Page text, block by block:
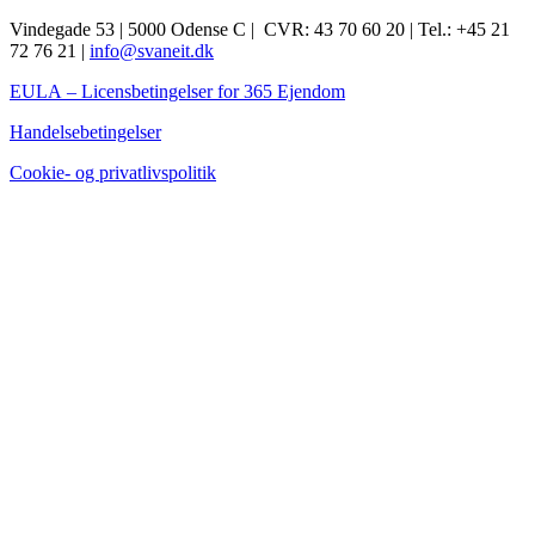
Vindegade 53 | 5000 Odense C | CVR: 43 70 60 20 | Tel.: +45 21
72 76 21 | info@svaneit.dk
EULA – Licensbetingelser for 365 Ejendom
Handelsebetingelser
Cookie- og privatlivspolitik